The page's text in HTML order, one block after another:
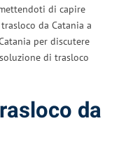
di capire
da Catania a
per discutere
di trasloco
da